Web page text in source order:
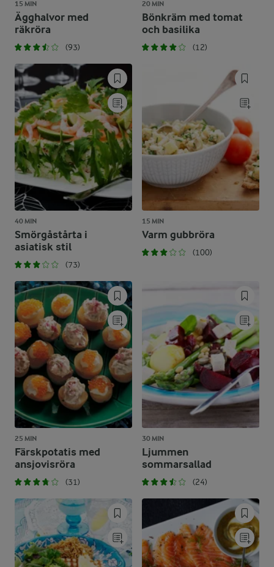
15 MIN
Ägghalvor med
räkröra
(93)
20 MIN
Bönkräm med tomat
och basilika
(12)
40 MIN
Smörgåstårta i
asiatisk stil
(73)
15 MIN
Varm gubbröra
(100)
25 MIN
Färskpotatis med
ansjovisröra
(31)
30 MIN
Ljummen
sommarsallad
(24)